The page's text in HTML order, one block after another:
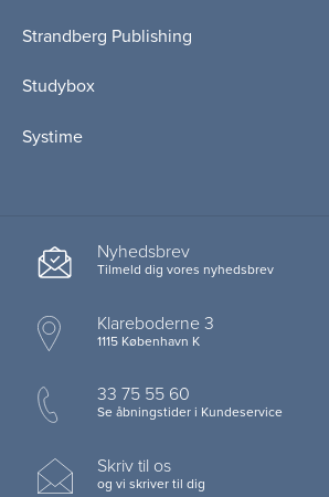
Strandberg Publishing
Studybox
Systime
Nyhedsbrev
Tilmeld dig vores nyhedsbrev
Klareboderne 3
1115 København K
33 75 55 60
Se åbningstider i Kundeservice
Skriv til os
og vi skriver til dig